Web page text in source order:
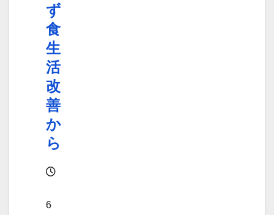
ず
食
生
活
改
善
か
ら
6